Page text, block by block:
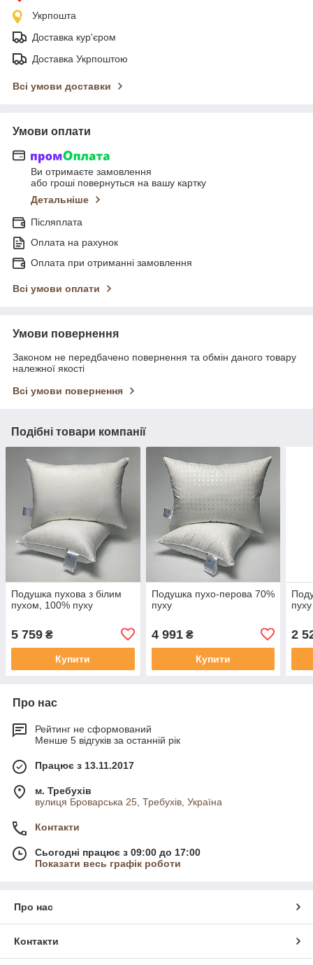
Укрпошта
Доставка кур'єром
Доставка Укрпоштою
Всі умови доставки
Умови оплати
Ви отримаєте замовлення
або гроші повернуться на вашу картку
Детальніше
Післяплата
Оплата на рахунок
Оплата при отриманні замовлення
Всі умови оплати
Умови повернення
Законом не передбачено повернення та обмін даного товару
належної якості
Всі умови повернення
Подібні товари компанії
Подушка пухова з білим
пухом, 100% пуху
5 759 ₴
Купити
Подушка пухо-перова 70%
пуху
4 991₴
Купити
2
Про нас
Рейтинг не сформований
Менше 5 відгуків за останній рік
Працює з 13.11.2017
м. Требухів
вулиця Броварська 25, Требухів, Україна
Контакти
Сьогодні працює з 09:00 до 17:00
Показати весь графік роботи
Про нас
Контакти